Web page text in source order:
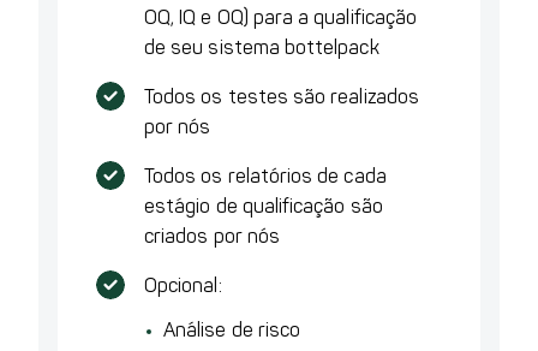
OQ, IQ e OQ) para a qualificação
de seu sistema bottelpack
Todos os testes são realizados
por nós
Todos os relatórios de cada
estágio de qualificação são
criados por nós
Opcional:
Análise de risco